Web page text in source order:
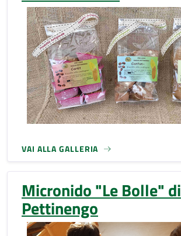
VAI ALLA GALLERIA
Micronido "Le Bolle" di
Pettinengo